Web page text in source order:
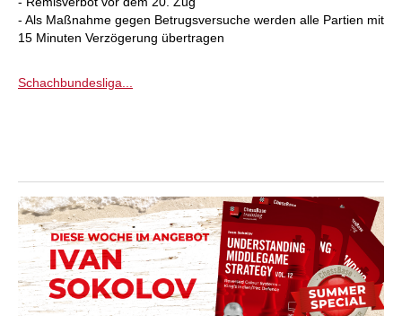
- Als Maßnahme gegen Betrugsversuche werden alle Partien mit
15 Minuten Verzögerung übertragen
Schachbundesliga...